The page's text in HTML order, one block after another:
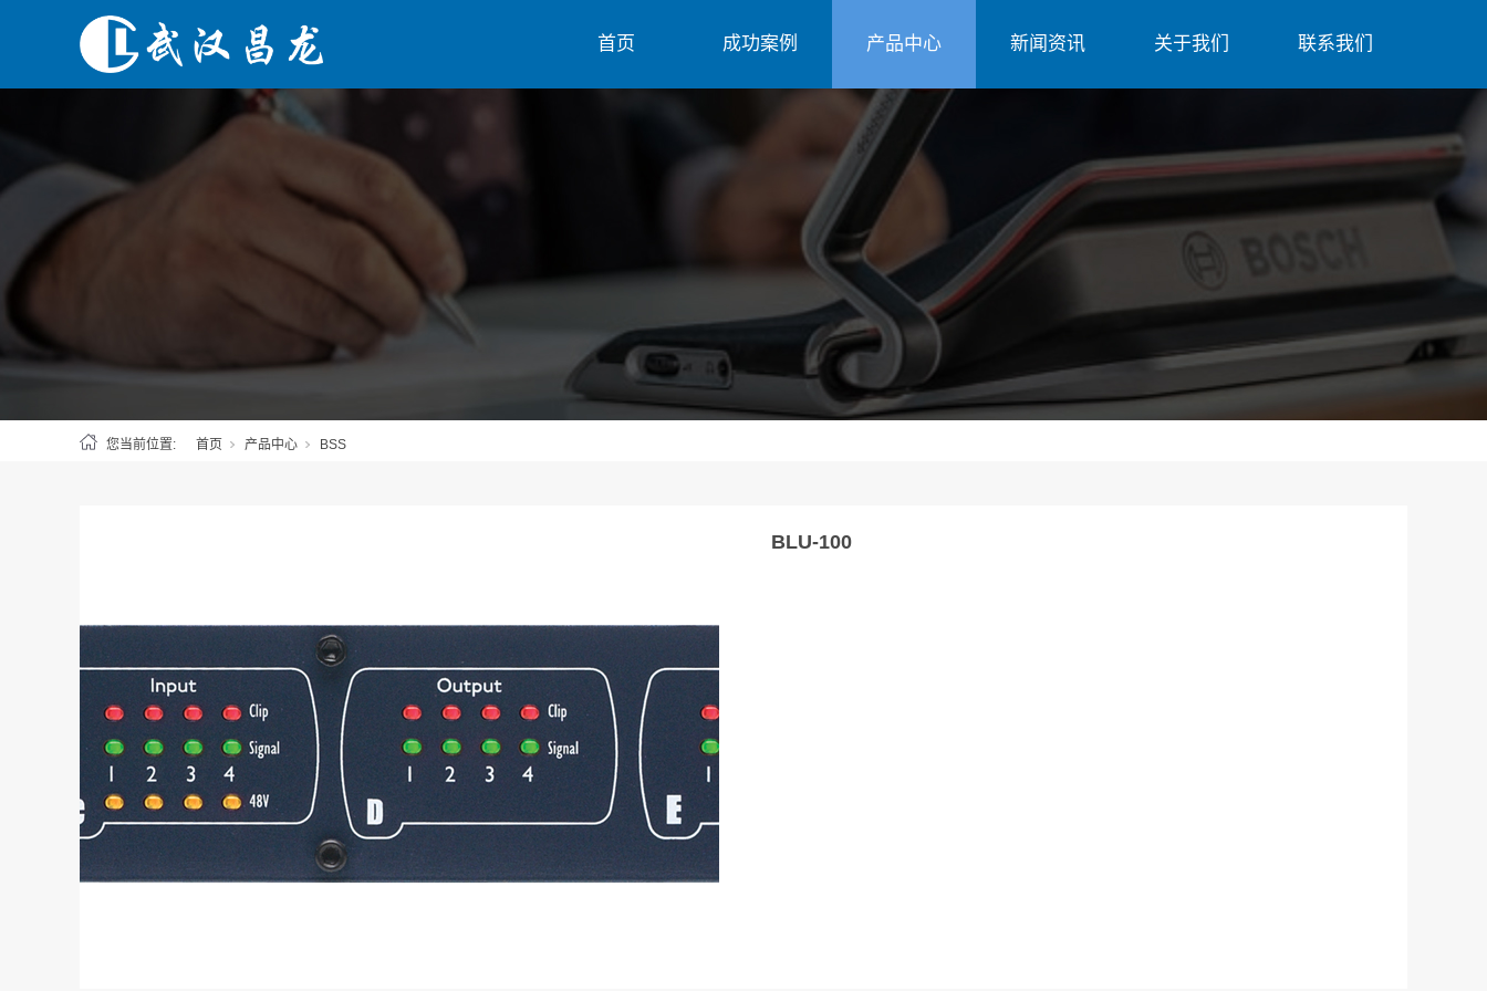
首页 成功案例 产品中心 新闻资讯 关于我们 联系我们
您当前位置: 首页 产品中心 BSS
BLU-100